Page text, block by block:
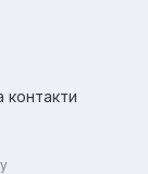
контакти